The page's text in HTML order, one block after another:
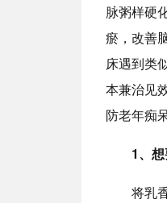
脉粥样硬
瘀，改善
床遇到类
本兼治见
防老年痴
1、
将乳